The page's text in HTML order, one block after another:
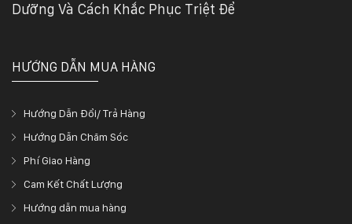
Dưỡng Và Cách Khắc Phục Triệt Để
HƯỚNG DẪN MUA HÀNG
Hướng Dẫn Đổi/ Trả Hàng
Hướng Dẫn Chăm Sóc
Phí Giao Hàng
Cam Kết Chất Lượng
Hướng dẫn mua hàng